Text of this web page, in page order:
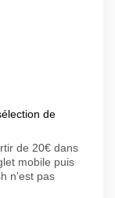
de
de 20€ dans
mobile puis
n'est pas